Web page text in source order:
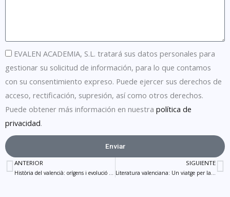
EVALEN ACADEMIA, S.L. tratará sus datos personales para
gestionar su solicitud de información, para lo que contamos
con su consentimiento expreso. Puede ejercer sus derechos de
acceso, rectificación, supresión, así como otros derechos.
Puede obtener más información en nuestra política de
privacidad.
Enviar
Alternative:
Prev
ANTERIOR
Història del valencià: orígens i evolució de la llengua
SIGUIENTE
Literatura valenciana: Un viatge per la seua història i obres significatives